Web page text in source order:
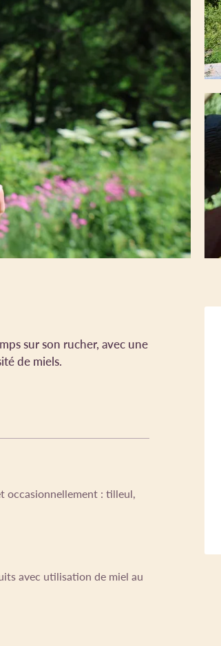
sur son rucher, avec une
de miels.
occasionnellement : tilleul,
avec utilisation de miel au